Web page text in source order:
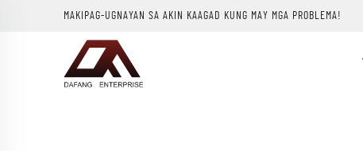
MAKIPAG-UGNAYAN SA AKIN KAAGAD KUNG MAY MGA PROBLEMA!